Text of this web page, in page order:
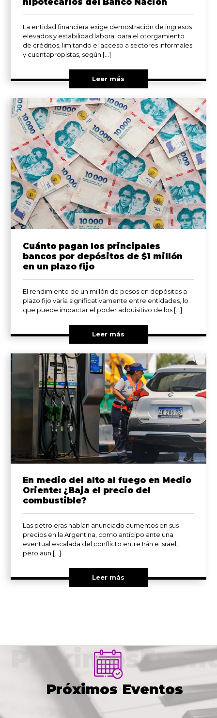
hipotecarios del Banco Nación
La entidad financiera exige demostración de ingresos
elevados y estabilidad laboral para el otorgamiento
de créditos, limitando el acceso a sectores informales
y cuentapropistas, según […]
Leer más
Cuánto pagan los principales
bancos por depósitos de $1 millón
en un plazo fijo
El rendimiento de un millón de pesos en depósitos a
plazo fijo varía significativamente entre entidades, lo
que puede impactar el poder adquisitivo de los […]
Leer más
En medio del alto al fuego en Medio
Oriente: ¿Baja el precio del
combustible?
Las petroleras habían anunciado aumentos en sus
precios en la Argentina, como anticipo ante una
eventual escalada del conflicto entre Irán e Israel,
pero aun […]
Leer más
Próximos Eventos